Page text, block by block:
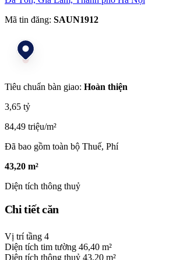
Mã tin đăng: SAUN1912
Tiêu chuẩn bàn giao: Hoàn thiện
3,65 tỷ
84,49 triệu/m²
Đã bao gồm toàn bộ Thuế, Phí
43,20 m²
Diện tích thông thuỷ
Chi tiết căn
Vị trí tầng 4
Diện tích tim tường 46,40 m²
Diện tích thông thuỷ 43,20 m²